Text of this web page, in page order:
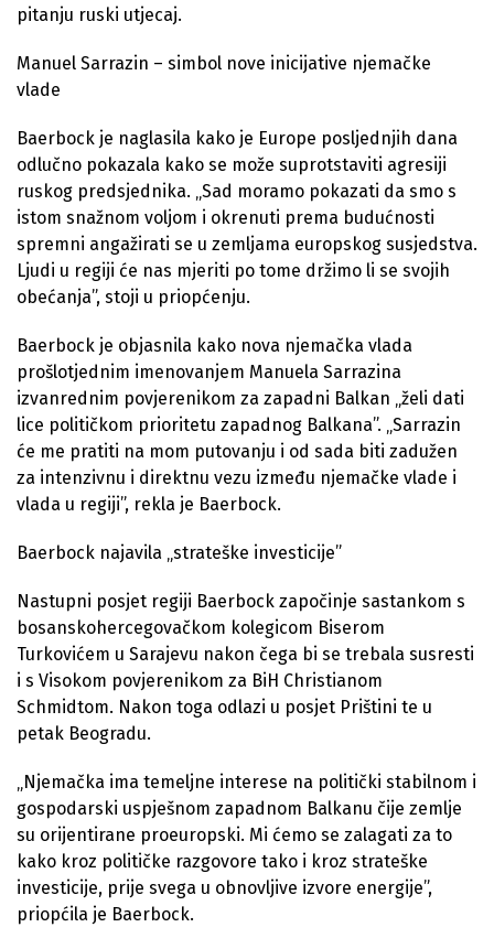
pitanju ruski utjecaj.
Manuel Sarrazin – simbol nove inicijative njemačke
vlade
Baerbock je naglasila kako je Europe posljednjih dana
odlučno pokazala kako se može suprotstaviti agresiji
ruskog predsjednika. „Sad moramo pokazati da smo s
istom snažnom voljom i okrenuti prema budućnosti
spremni angažirati se u zemljama europskog susjedstva.
Ljudi u regiji će nas mjeriti po tome držimo li se svojih
obećanja”, stoji u priopćenju.
Baerbock je objasnila kako nova njemačka vlada
prošlotjednim imenovanjem Manuela Sarrazina
izvanrednim povjerenikom za zapadni Balkan „želi dati
lice političkom prioritetu zapadnog Balkana”. „Sarrazin
će me pratiti na mom putovanju i od sada biti zadužen
za intenzivnu i direktnu vezu između njemačke vlade i
vlada u regiji”, rekla je Baerbock.
Baerbock najavila „strateške investicije”
Nastupni posjet regiji Baerbock započinje sastankom s
bosanskohercegovačkom kolegicom Biserom
Turkovićem u Sarajevu nakon čega bi se trebala susresti
i s Visokom povjerenikom za BiH Christianom
Schmidtom. Nakon toga odlazi u posjet Prištini te u
petak Beogradu.
„Njemačka ima temeljne interese na politički stabilnom i
gospodarski uspješnom zapadnom Balkanu čije zemlje
su orijentirane proeuropski. Mi ćemo se zalagati za to
kako kroz političke razgovore tako i kroz strateške
investicije, prije svega u obnovljive izvore energije”,
priopćila je Baerbock.